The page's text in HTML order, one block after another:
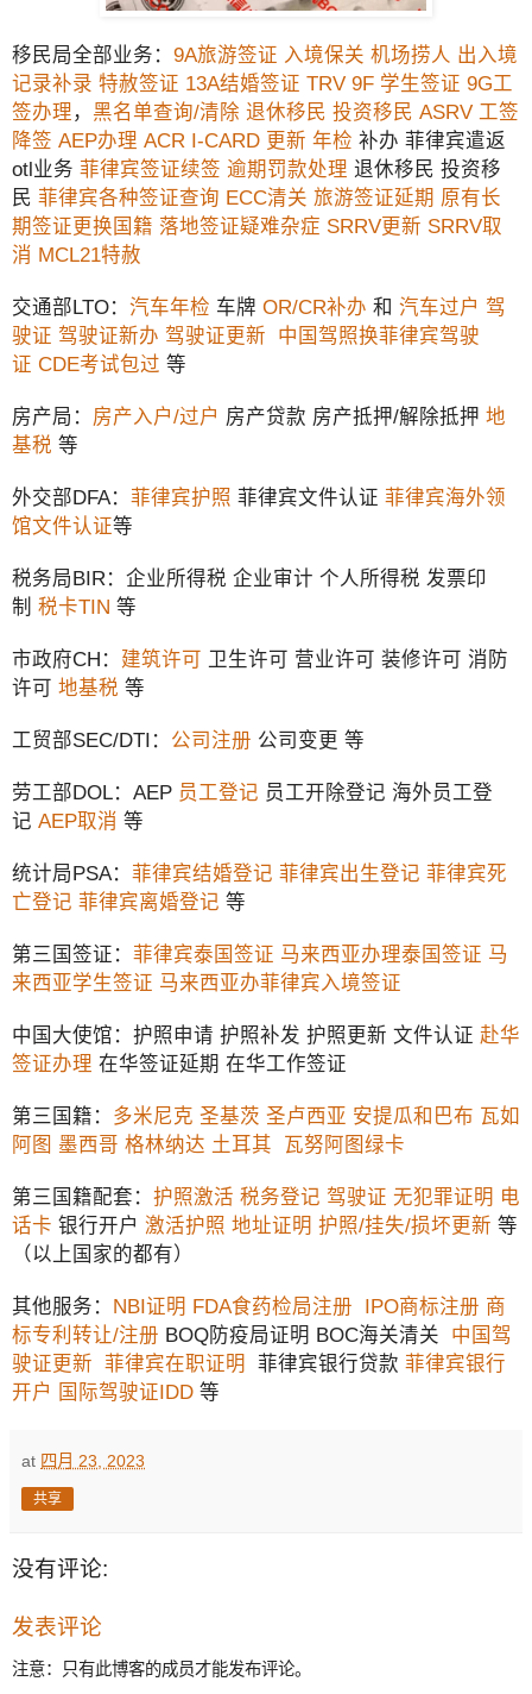
移民局全部业务： 9A旅游签证 入境保关 机场捞人 出入境
记录补录 特赦签证 13A结婚签证 TRV 9F 学生签证 9G工
签办理 ， 黑名单查询/清除 退休移民 投资移民 ASRV 工签
降签 AEP办理 ACR I-CARD 更新 年检 补办 菲律宾遣返
otl业务 菲律宾签证续签 逾期罚款处理 退休移民 投资移
民 菲律宾各种签证查询 ECC清关 旅游签证延期 原有长
期签证更换国籍 落地签证疑难杂症 SRRV更新 SRRV取
消 MCL21特赦
交通部LTO： 汽车年检 车牌 OR/CR补办 和 汽车过户 驾
驶证 驾驶证新办 驾驶证更新
中国驾照换菲律宾驾驶
证 CDE考试包过 等
房产局： 房产入户/过户 房产贷款 房产抵押/解除抵押 地
基税 等
外交部DFA： 菲律宾护照 菲律宾文件认证 菲律宾海外领
馆文件认证等
税务局BIR：企业所得税 企业审计 个人所得税 发票印
制 税卡TIN 等
市政府CH： 建筑许可
卫生许可 营业许可 装修许可 消防
许可 地基税 等
工贸部SEC/DTI： 公司注册 公司变更 等
劳工部DOL：AEP 员工登记 员工开除登记 海外员工登
记 AEP取消 等
统计局PSA： 菲律宾结婚登记 菲律宾出生登记 菲律宾死
亡登记 菲律宾离婚登记 等
第三国签证： 菲律宾泰国签证 马来西亚办理泰国签证 马
来西亚学生签证 马来西亚办菲律宾入境签证
中国大使馆：护照申请 护照补发 护照更新 文件认证 赴华
签证办理 在华签证延期 在华工作签证
第三国籍： 多米尼克 圣基茨 圣卢西亚 安提瓜和巴布 瓦如
阿图 墨西哥 格林纳达 土耳其 瓦努阿图绿卡
第三国籍配套： 护照激活 税务登记 驾驶证 无犯罪证明 电
话卡 银行开户 激活护照 地址证明 护照/挂失/损坏更新 等
（以上国家的都有）
其他服务： NBI证明 FDA食药检局注册 IPO商标注册 商
标专利转让/注册 BOQ防疫局证明 BOC海关清关 中国驾
驶证更新
菲律宾在职证明 菲律宾银行贷款 菲律宾银行
开户
国际驾驶证IDD 等
at 四月 23, 2023
共享
没有评论:
发表评论
注意：只有此博客的成员才能发布评论。